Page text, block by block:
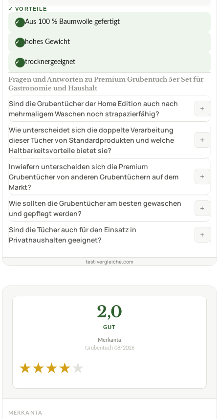
✓ VORTEILE
✓ Aus 100 % Baumwolle gefertigt
✓ hohes Gewicht
✓ trocknergeeignet
Fragen und Antworten zu Premium Grubentuch 5er Set für
Gastronomie und Haushalt
Sind die Grubentücher der Home Edition auch nach
mehrmaligem Waschen noch strapazierfähig?
+
Wie unterscheidet sich die doppelte Verarbeitung
dieser Tücher von Standardprodukten und welche
Haltbarkeitsvorteile bietet sie?
+
Inwiefern unterscheiden sich die Premium
Grubentücher von anderen Grubentüchern auf dem
Markt?
+
Wie sollten die Grubentücher am besten gewaschen
und gepflegt werden?
+
Sind die Tücher auch für den Einsatz in
Privathaushalten geeignet?
+
test-vergleiche.com
2,0
GUT
Merkanta
Grubentuch 08/2026
★★★★★
MERKANTA